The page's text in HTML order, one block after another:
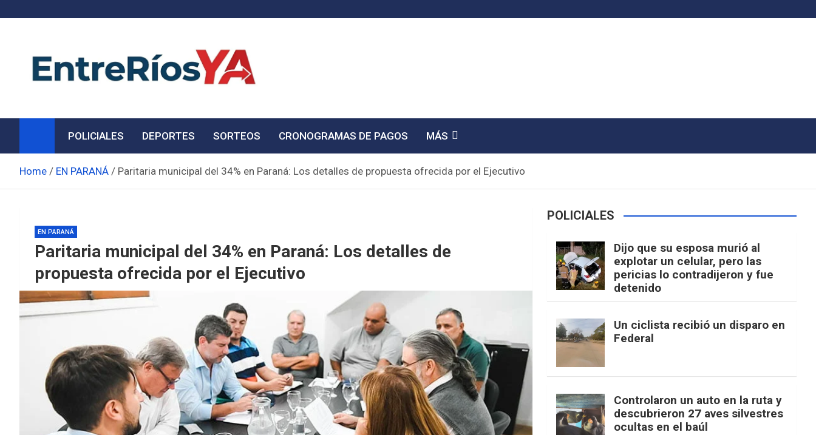
Noticias de Entre Ríos
POLICIALES DEPORTES SORTEOS CRONOGRAMAS DE PAGOS MÁS
Home EN PARANÁ Paritaria municipal del 34% en Paraná: Los detalles de propuesta ofrecida por el Ejecutivo
EN PARANÁ
Paritaria municipal del 34% en Paraná: Los detalles de
propuesta ofrecida por el Ejecutivo
POLICIALES
Dijo que su esposa murió al
explotar un celular, pero las
pericias lo contradijeron y fue
detenido
Un ciclista recibió un disparo en
Federal
Controlaron un auto en la ruta y
descubrieron 27 aves silvestres
ocultas en el baúl